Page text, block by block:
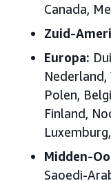
Canada,
Zuid-
Europa:
Nederland,
Polen,
Finland,
Midden-
Saoedi-